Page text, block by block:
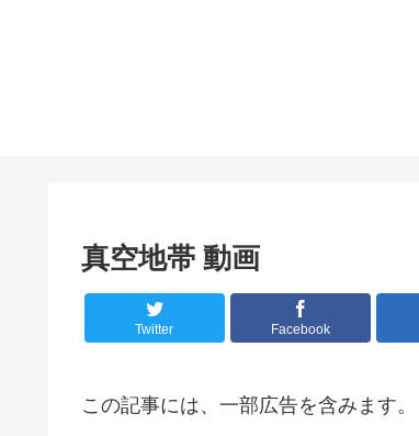
真空地帯 動画
Twitter Facebook
この記事には、一部広告を含みます。